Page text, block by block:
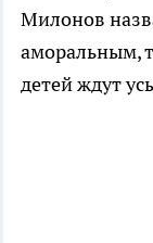
Милонов
аморальным,
детей ждут